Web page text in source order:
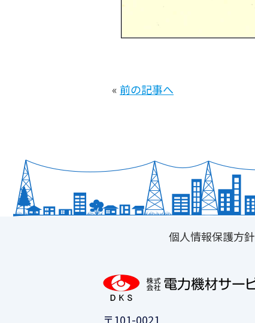
« 前の記事へ
個人情報保護方針
〒101-0021